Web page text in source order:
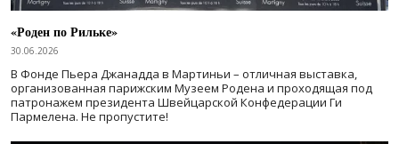
«Роден по Рильке»
30.06.2026
В Фонде Пьера Джанадда в Мартиньи – отличная выставка,
организованная парижским Музеем Родена и проходящая под
патронажем президента Швейцарской Конфедерации Ги
Пармелена. Не пропустите!